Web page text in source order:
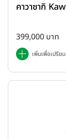
คาวาซากิ
399,000 บาท
เพิ่มเพื่อเปรีย